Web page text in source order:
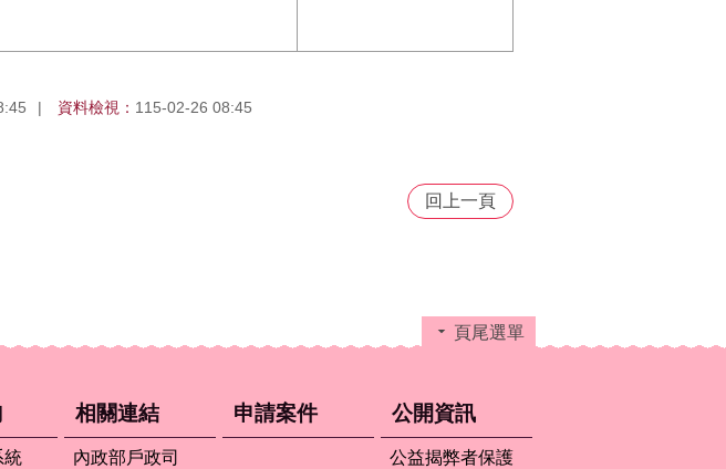
資料檢視： 115-02-26 08:45
回上一頁
頁尾選單
統
相關連結
內政部戶政司
申請案件 公開資訊
公益揭弊者保護